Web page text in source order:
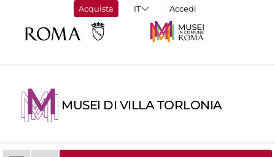
Acquista Accedi
MUSEI DI VILLA TORLONIA